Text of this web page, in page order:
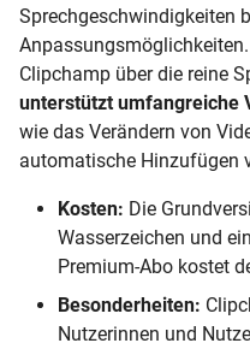
Sprechgeschwindigkeiten
Clipchamp über die reine
unterstützt umfangreiche
wie das Verändern von
automatische Hinzufügen
Kosten: Die
Wasserzeichen und
Premium-Abo kostet
Besonderheiten:
Nutzerinnen und